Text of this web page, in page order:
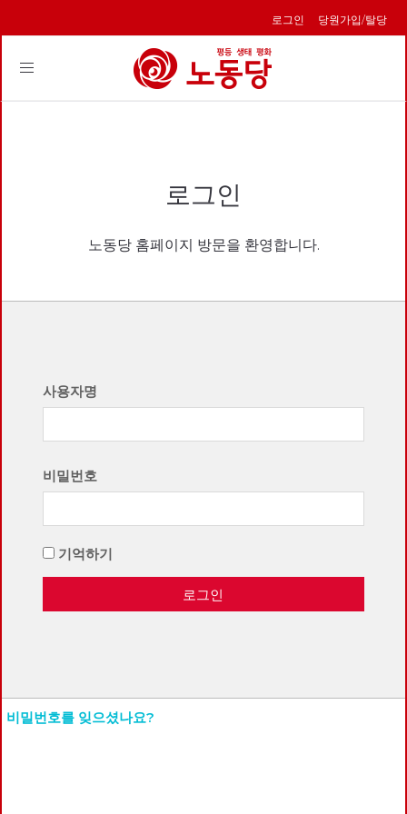
로그인 당원가입/탈당
Toggle
로그인
노동당 홈페이지 방문을 환영합니다.
사용자명
비밀번호
기억하기
로그인
비밀번호를 잊으셨나요?